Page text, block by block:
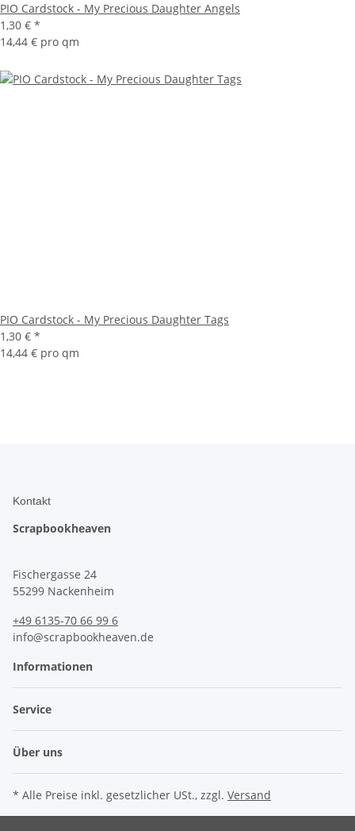
PIO Cardstock - My Precious Daughter Angels
1,30 € *
14,44 € pro qm
PIO Cardstock - My Precious Daughter Tags
1,30 € *
14,44 € pro qm
Kontakt
Scrapbookheaven
Fischergasse 24
55299 Nackenheim
+49 6135-70 66 99 6
info@scrapbookheaven.de
Informationen
Service
Über uns
* Alle Preise inkl. gesetzlicher USt., zzgl. Versand